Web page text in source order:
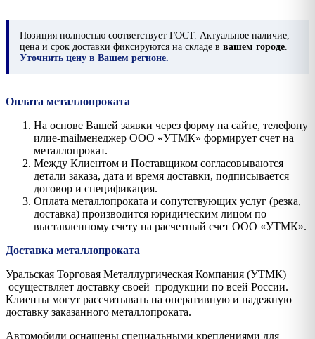
Позиция полностью соответствует ГОСТ. Актуальное наличие,
цена и срок доставки фиксируются на складе в вашем городе
Уточнить цену в Вашем регионе.
Оплата металлопроката
На основе Вашей заявки через форму на сайте, телефону
илиe-mailменеджер ООО «УТМК» формирует счет на
металлопрокат.
Между Клиентом и Поставщиком согласовываются
детали заказа, дата и время доставки, подписывается
договор и спецификация.
Оплата металлопроката и сопутствующих услуг (резка,
доставка) производится юридическим лицом по
выставленному счету на расчетный счет ООО «УТМК».
Доставка металлопроката
Уральская Торговая Металлургическая Компания (УТМК)
осуществляет доставку своей продукции по всей России.
Клиенты могут рассчитывать на оперативную и надежную
доставку заказанного металлопроката.
Автомобили оснащены специальными креплениями для